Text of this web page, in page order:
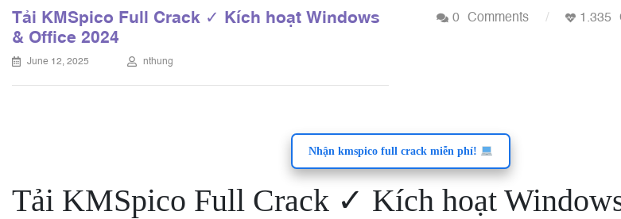
Tải KMSpico Full Crack ✓ Kích hoạt Windows
& Office 2024
June 12, 2025 nthung
0 Comments 1.335
Nhận kmspico full crack miễn phí!
Tải KMSpico Full Crack ✓ Kích hoạt